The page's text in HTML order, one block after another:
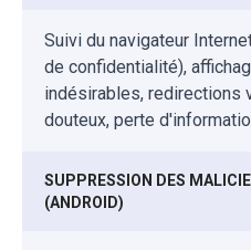
Suivi du navigateur
de confidentialité),
indésirables, redirections
douteux, perte
SUPPRESSION DES
(ANDROID)